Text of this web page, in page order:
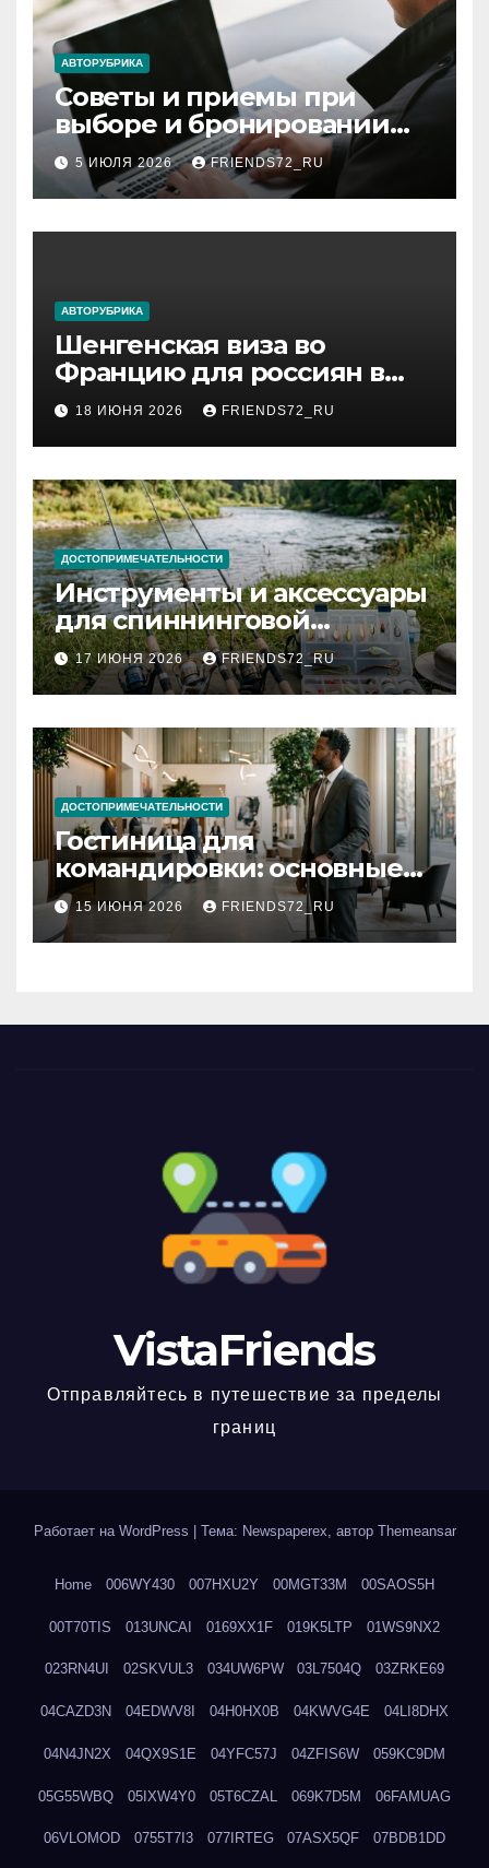
АВТОРУБРИКА
Советы и приемы при
выборе и бронировании
авиабилетов
5 ИЮЛЯ 2026 FRIENDS72_RU
АВТОРУБРИКА
Шенгенская виза во
Францию для россиян в
2026 году: сроки от 3 дней
и список необходимых
документов
18 ИЮНЯ 2026 FRIENDS72_RU
ДОСТОПРИМЕЧАТЕЛЬНОСТИ
Инструменты и аксессуары
для спиннинговой
рыбалки: назначение и
типы
17 ИЮНЯ 2026 FRIENDS72_RU
ДОСТОПРИМЕЧАТЕЛЬНОСТИ
Гостиница для
командировки: основные
критерии выбора
15 ИЮНЯ 2026 FRIENDS72_RU
VistaFriends
Отправляйтесь в путешествие за пределы
границ
Работает на WordPress Тема: Newspaperex, автор Themeansar
Home 006WY430 007HXU2Y 00MGT33M 00SAOS5H
00T70TIS 013UNCAI 0169XX1F 019K5LTP 01WS9NX2
023RN4UI 02SKVUL3 034UW6PW 03L7504Q 03ZRKE69
04CAZD3N 04EDWV8I 04H0HX0B 04KWVG4E 04LI8DHX
04N4JN2X 04QX9S1E 04YFC57J 04ZFIS6W 059KC9DM
05G55WBQ 05IXW4Y0 05T6CZAL 069K7D5M 06FAMUAG
06VLOMOD 0755T7I3 077IRTEG 07ASX5QF 07BDB1DD